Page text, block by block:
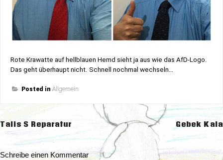
Rote Krawatte auf hellblauen Hemd sieht ja aus wie das AfD-Logo.
Das geht überhaupt nicht. Schnell nochmal wechseln…
Posted in Allgemein
Beitragsnavigation
Talis S Reparatur Gebek Kala
Schreibe einen Kommentar